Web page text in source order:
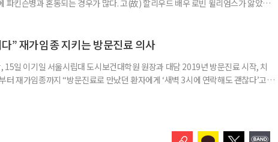
파킨슨병과 혼동되는 경우가 많다. 고(故) 할리우드 배우 로빈 윌리엄스가 앓았던
뉴클레인(Alpha-synuclein)이라는 단백질이 비정상적으로 응집해 만
” 재가임종 지키는 방문진료 의사
15일 이기일 서울시립대 도시보건대학원 원장과 대담 2019년 방문진료 시작, 치
터 재가임종까지 “방문진료로 만났던 환자에게 ‘새벽 3시에 연락해도 괜찮다’고